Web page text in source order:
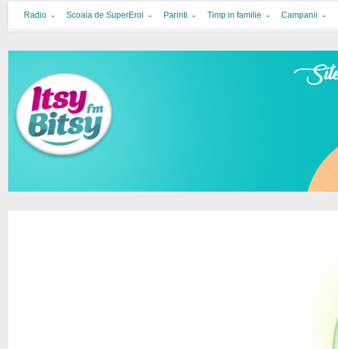
Itsy Bitsy
bucurie in familie
Radio Scoala de SuperEroi Parinti Timp in familie Campanii